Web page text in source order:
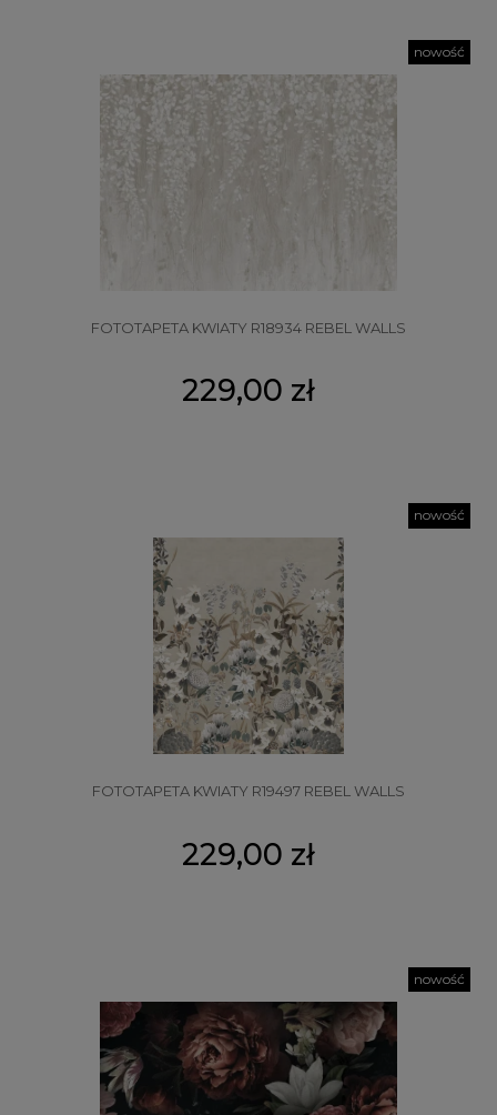
FOTOTAPETA KWIATY R18934 REBEL WALLS
229,00 zł
nowość
FOTOTAPETA KWIATY R19497 REBEL WALLS
229,00 zł
nowość
nowość